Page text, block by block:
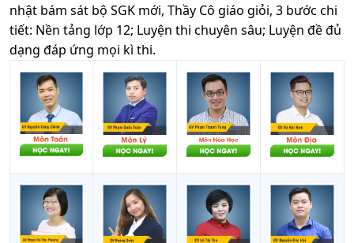
nhật bám sát bộ SGK mới, Thầy Cô giáo giỏi, 3 bước chi
tiết: Nền tảng lớp 12; Luyện thi chuyên sâu; Luyện đề đủ
dạng đáp ứng mọi kì thi.